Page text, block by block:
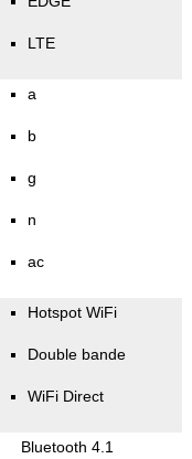
LTE
a
b
g
n
ac
Hotspot WiFi
Double bande
WiFi Direct
Bluetooth 4.1